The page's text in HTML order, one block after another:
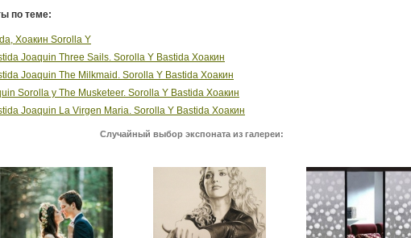
по теме:
Хоакин Sorolla Y
Joaquin Three Sails. Sorolla Y Bastida Хоакин
Joaquin The Milkmaid. Sorolla Y Bastida Хоакин
Sorolla y The Musketeer. Sorolla Y Bastida Хоакин
Joaquin La Virgen Maria. Sorolla Y Bastida Хоакин
Случайный выбор экспоната из галереи: